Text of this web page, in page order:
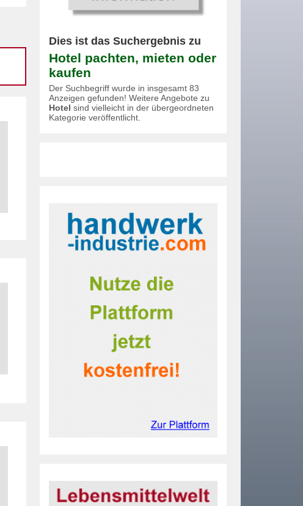
Dies ist das Suchergebnis zu
Hotel pachten, mieten oder
kaufen
Der Suchbegriff wurde in insgesamt 83
Anzeigen gefunden! Weitere Angebote zu
Hotel sind vielleicht in der übergeordneten
Kategorie veröffentlicht.